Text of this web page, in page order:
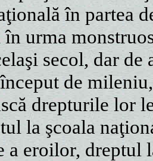
în partea
urma
secol, dar
de
drepturile lor
la şcoala
a eroilor, dreptul